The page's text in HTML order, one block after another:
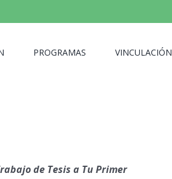
PROGRAMAS VINCULACIÓN
de Tesis a Tu Primer